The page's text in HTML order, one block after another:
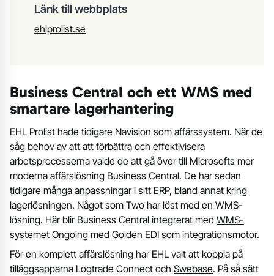
Länk till webbplats
ehlprolist.se
Business Central och ett WMS med
smartare lagerhantering
EHL Prolist hade tidigare Navision som affärssystem. När de
såg behov av att att förbättra och effektivisera
arbetsprocesserna valde de att gå över till Microsofts mer
moderna affärslösning Business Central. De har sedan
tidigare många anpassningar i sitt ERP, bland annat kring
lagerlösningen. Något som Two har löst med en WMS-
lösning. Här blir Business Central integrerat med WMS-
systemet Ongoing med Golden EDI som integrationsmotor.
För en komplett affärslösning har EHL valt att koppla på
tilläggsapparna Logtrade Connect och Swebase. På så sätt